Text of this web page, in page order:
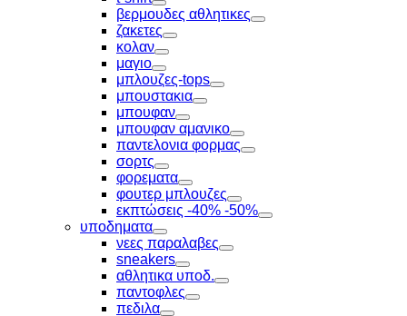
Toggle
βερμουδες αθλητικες
Toggle
ζακετες
Toggle
κολαν
Toggle
μαγιο
Toggle
μπλουζες-tops
Toggle
μπουστακια
Toggle
μπουφαν
Toggle
μπουφαν αμανικο
Toggle
παντελονια φορμας
Toggle
σορτς
Toggle
φορεματα
Toggle
φουτερ μπλουζες
Toggle
εκπτώσεις -40% -50%
Toggle
υποδηματα
Toggle
νεες παραλαβες
Toggle
sneakers
Toggle
αθλητικα υποδ.
Toggle
παντοφλες
Toggle
πεδιλα